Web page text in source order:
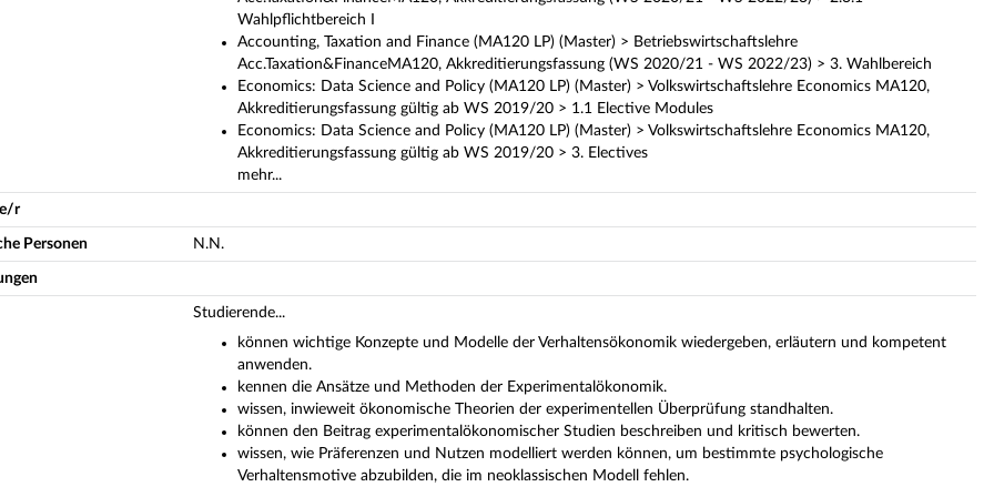
Wahlpflichtbereich I
Accounting, Taxation and Finance (MA120 LP) (Master) > Betriebswirtschaftslehre
Acc.Taxation&FinanceMA120, Akkreditierungsfassung (WS 2020/21 - WS 2022/23) > 3. Wahlbereich
Economics: Data Science and Policy (MA120 LP) (Master) > Volkswirtschaftslehre Economics MA120,
Akkreditierungsfassung gültig ab WS 2019/20 > 1.1 Elective Modules
Economics: Data Science and Policy (MA120 LP) (Master) > Volkswirtschaftslehre Economics MA120,
Akkreditierungsfassung gültig ab WS 2019/20 > 3. Electives
mehr...
r
Personen N.N.
Studierende...
können wichtige Konzepte und Modelle der Verhaltensökonomik wiedergeben, erläutern und kompetent
anwenden.
kennen die Ansätze und Methoden der Experimentalökonomik.
wissen, inwieweit ökonomische Theorien der experimentellen Überprüfung standhalten.
können den Beitrag experimentalökonomischer Studien beschreiben und kritisch bewerten.
wissen, wie Präferenzen und Nutzen modelliert werden können, um bestimmte psychologische
Verhaltensmotive abzubilden, die im neoklassischen Modell fehlen.